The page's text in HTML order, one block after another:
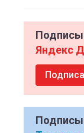
Яндекс